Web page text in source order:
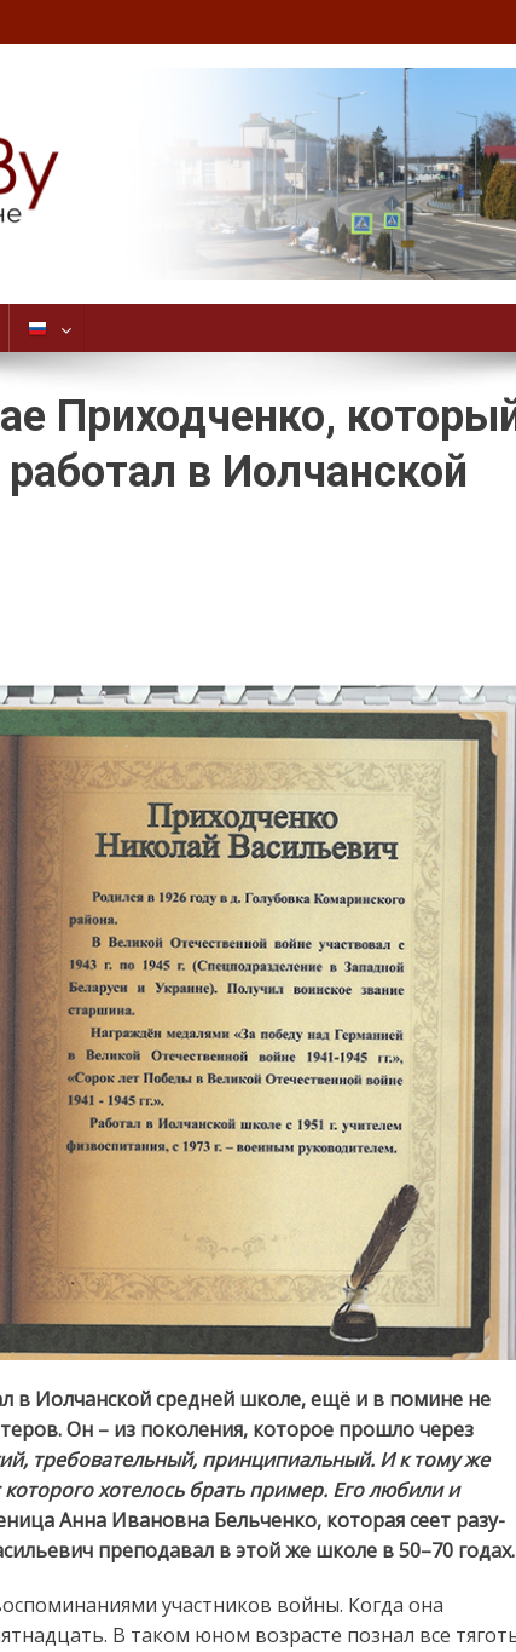
Приходченко,
в Иолчанской
в Иолчанской средней школе, ещё и в помине не
Он – из поколения, которое прошло через
требовательный, принципиальный. И к тому же
хотелось брать пример. Его любили и
Анна Ивановна Бельченко, которая сеет разу-
преподавал в этой же школе в 50–70 годах.
участников войны. Когда она
В таком юном возрасте познал все